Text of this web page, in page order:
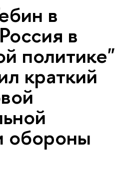
в
в
политике"
краткий
обороны